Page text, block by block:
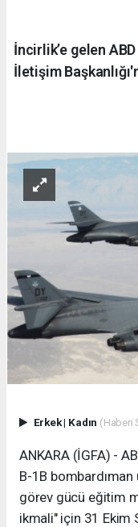
İncirlik’e gelen
İletişim
Erkek| Kadın (Haberi
ANKARA (İGFA) -
B-1B bombardıman
görev gücü eğitim
ikmali" için 31 Ekim